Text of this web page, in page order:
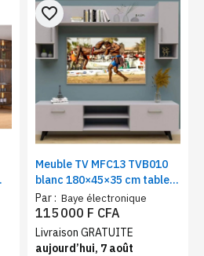
Meuble TV MFC13 TVB010
blanc 180×45×35 cm table
téléviseur avec rangements
Par : Baye électronique
favorite_border
115 000 F CFA
Livraison GRATUITE
aujourd’hui, 7 août